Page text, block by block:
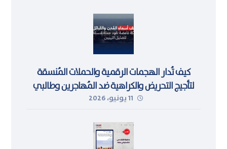
كيف تُدار الهجمات الرقمية والحملات المُنسقة
لتأجيج التحريض والكراهية ضد المُهاجرين وطالبي
اللجوء في ليبيا
11 يونيو، 2026